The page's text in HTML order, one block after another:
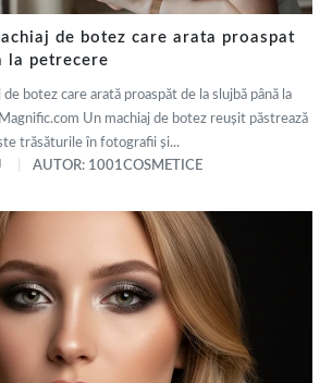
de botez care arata proaspat
la petrecere
botez care arată proaspăt de la slujbă până la
Un machiaj de botez reușit păstrează
trăsăturile în fotografii și...
AUTOR: 1001COSMETICE